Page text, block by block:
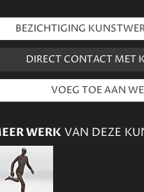
BEZICHTIGING
DIRECT CONTACT MET
WERK VAN DEZE